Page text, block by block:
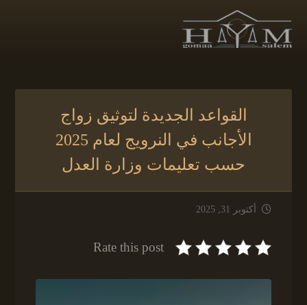
القواعد الجديدة لتوثيق زواج
الأجانب في النرويج لعام 2025
حسب تعليمات وزارة العدل
أكتوبر 31, 2025
Rate this post